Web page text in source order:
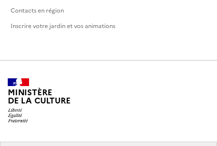
Contacts en région
Inscrire votre jardin et vos animations
MINISTÈRE
DE LA CULTURE